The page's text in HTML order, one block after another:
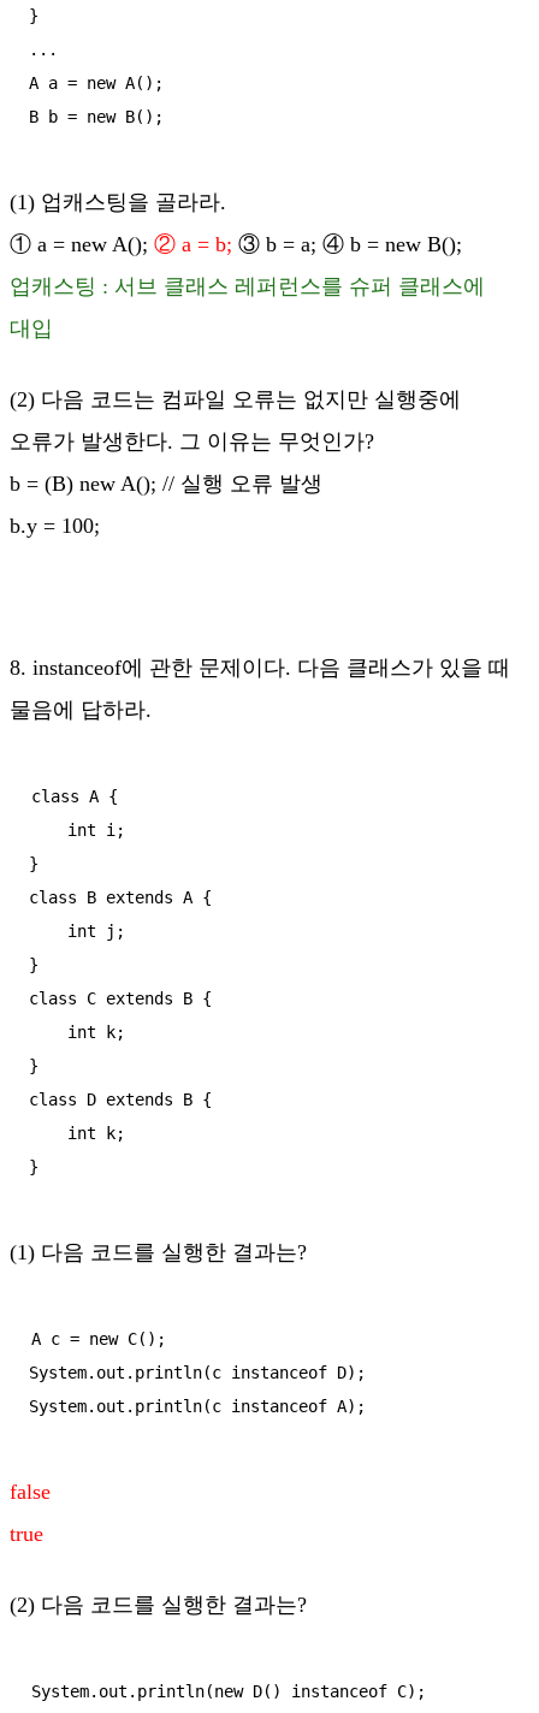
}
...
A a = new A();
B b = new B();
(1) 업캐스팅을 골라라.
① a = new A(); ② a = b; ③ b = a; ④ b = new B();
업캐스팅 : 서브 클래스 레퍼런스를 슈퍼 클래스에
대입
(2) 다음 코드는 컴파일 오류는 없지만 실행중에
오류가 발생한다. 그 이유는 무엇인가?
b = (B) new A(); // 실행 오류 발생
b.y = 100;
8. instanceof에 관한 문제이다. 다음 클래스가 있을 때
물음에 답하라.
class A {
}
class B extends A {
}
class C extends B {
}
class D extends B {
}
(1) 다음 코드를 실행한 결과는?
A c = new C();
System.out.println(c instanceof D);
System.out.println(c instanceof A);
false
true
(2) 다음 코드를 실행한 결과는?
System.out.println(new D() instanceof C);